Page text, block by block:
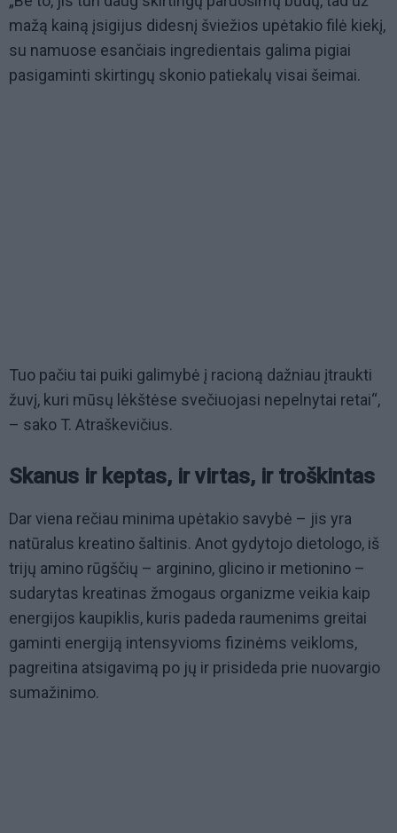
mažą kainą įsigijus didesnį šviežios upėtakio filė kiekį,
su namuose esančiais ingredientais galima pigiai
pasigaminti skirtingų skonio patiekalų visai šeimai.
Tuo pačiu tai puiki galimybė į racioną dažniau įtraukti
žuvį, kuri mūsų lėkštėse svečiuojasi nepelnytai retai“,
– sako T. Atraškevičius.
Skanus ir keptas, ir virtas, ir troškintas
Dar viena rečiau minima upėtakio savybė – jis yra
natūralus kreatino šaltinis. Anot gydytojo dietologo, iš
trijų amino rūgščių – arginino, glicino ir metionino –
sudarytas kreatinas žmogaus organizme veikia kaip
energijos kaupiklis, kuris padeda raumenims greitai
gaminti energiją intensyvioms fizinėms veikloms,
pagreitina atsigavimą po jų ir prisideda prie nuovargio
sumažinimo.